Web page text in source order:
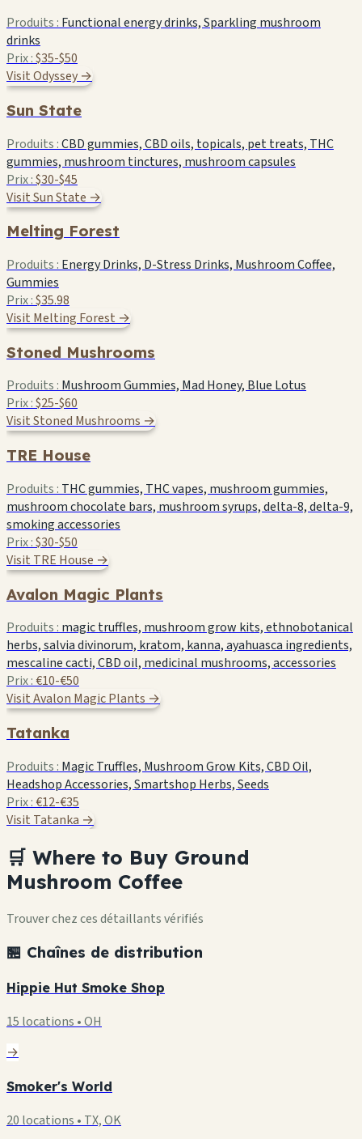
Produits : Functional energy drinks, Sparkling mushroom
drinks
Prix :$35-$50
Visit Odyssey →
Sun State
Produits :CBD gummies, CBD oils, topicals, pet treats, THC
gummies, mushroom tinctures, mushroom capsules
Prix :$30-$45
Visit Sun State →
Melting Forest
Produits : Energy Drinks, D-Stress Drinks, Mushroom Coffee,
Gummies
Prix :$35.98
Visit Melting Forest →
Stoned Mushrooms
Produits :Mushroom Gummies, Mad Honey, Blue Lotus
Prix :$25-$60
Visit Stoned Mushrooms →
TRE House
Produits : THC gummies, THC vapes, mushroom gummies,
mushroom chocolate bars, mushroom syrups, delta-8, delta-9,
smoking accessories
Prix :$30-$50
Visit TRE House →
Avalon Magic Plants
Produits : magic truffles, mushroom grow kits, ethnobotanical
herbs, salvia divinorum, kratom, kanna, ayahuasca ingredients,
mescaline cacti, CBD oil, medicinal mushrooms, accessories
Prix :€10-€50
Visit Avalon Magic Plants →
Tatanka
Produits : Magic Truffles, Mushroom Grow Kits, CBD Oil,
Headshop Accessories, Smartshop Herbs, Seeds
Prix :€12-€35
Visit Tatanka →
🛒 Where to Buy Ground
Mushroom Coffee
Trouver chez ces détaillants vérifiés
🏪 Chaînes de distribution
Hippie Hut Smoke Shop
15 locations • OH
→
Smoker's World
20 locations • TX, OK